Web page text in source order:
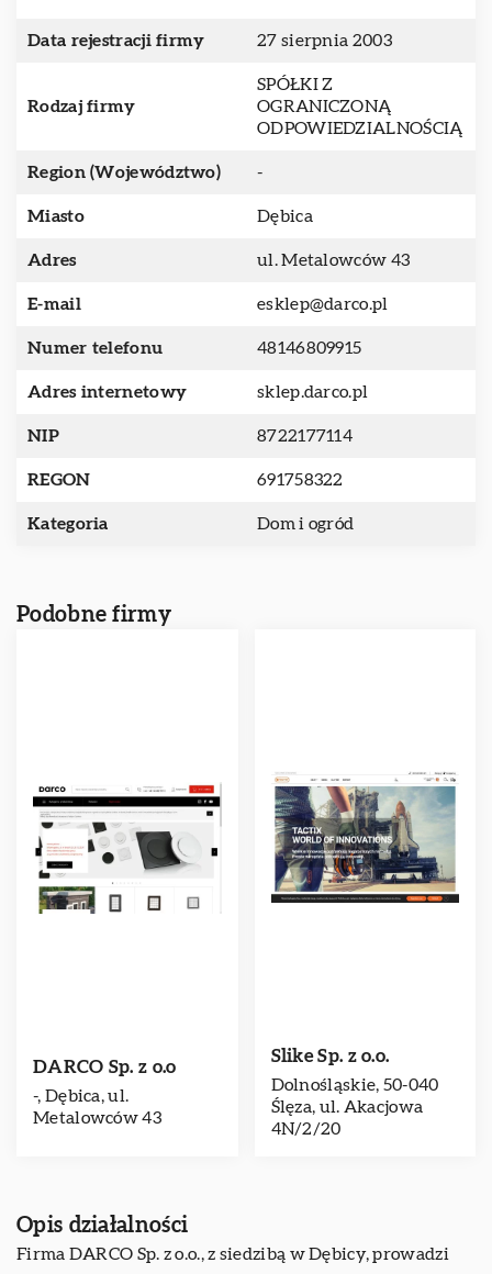
Data rejestracji firmy 27 sierpnia 2003
Rodzaj firmy
SPÓŁKI Z
OGRANICZONĄ
ODPOWIEDZIALNOŚCIĄ
Region (Województwo) -
Miasto Dębica
Adres ul. Metalowców 43
E-mail esklep@darco.pl
Numer telefonu 48146809915
Adres internetowy sklep.darco.pl
NIP 8722177114
REGON 691758322
Kategoria Dom i ogród
Podobne firmy
DARCO Sp. z o.o
-, Dębica, ul.
Metalowców 43
Slike Sp. z o.o.
Dolnośląskie, 50-040
Ślęza, ul. Akacjowa
4N/2/20
Opis działalności
Firma DARCO Sp. z o.o., z siedzibą w Dębicy, prowadzi